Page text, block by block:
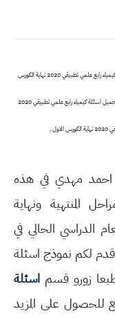
اسئلة الكيمياء الرابع العلمي تطبيقي , كيمياء رابع علمي 2020 , مرشحات اسئلة كيمياء رابع علمي تطبيقي 2020 نهاية الكورس
الاول , مهمات جدا اسئلة كيمياء رابع علمي تطبيقي 2020 نهاية الكورس الاول , تحميل اسئلة كيمياء رابع علمي تطبيقي 2020
,
احمد مهدي في هذه
المنتهية ونهاية
الدراسي الحالي في
لكم نموذج اسئلة
زورو قسم اسئلة
للحصول على المزيد